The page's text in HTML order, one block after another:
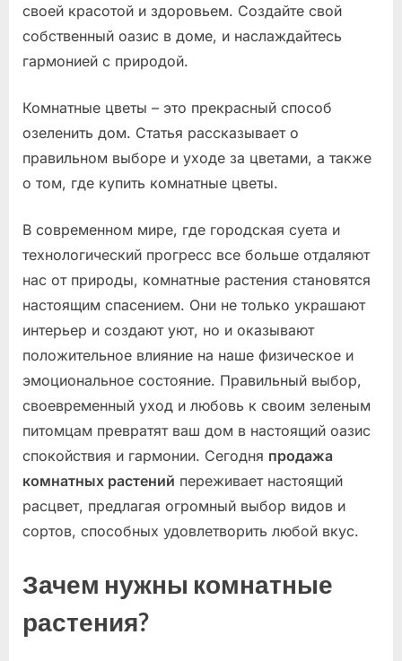
своей красотой и здоровьем. Создайте свой
собственный оазис в доме, и наслаждайтесь
гармонией с природой.
Комнатные цветы – это прекрасный способ
озеленить дом. Статья рассказывает о
правильном выборе и уходе за цветами, а также
о том, где купить комнатные цветы.
В современном мире, где городская суета и
технологический прогресс все больше отдаляют
нас от природы, комнатные растения становятся
настоящим спасением. Они не только украшают
интерьер и создают уют, но и оказывают
положительное влияние на наше физическое и
эмоциональное состояние. Правильный выбор,
своевременный уход и любовь к своим зеленым
питомцам превратят ваш дом в настоящий оазис
спокойствия и гармонии. Сегодня продажа
комнатных растений переживает настоящий
расцвет, предлагая огромный выбор видов и
сортов, способных удовлетворить любой вкус.
Зачем нужны комнатные
растения?